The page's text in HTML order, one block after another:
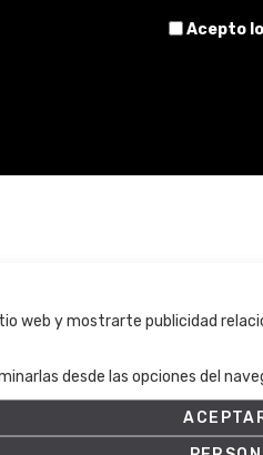
Acepto
Términos y
Política de
Política de
Ajuste de
web y mostrarte publicidad
desde las opciones del